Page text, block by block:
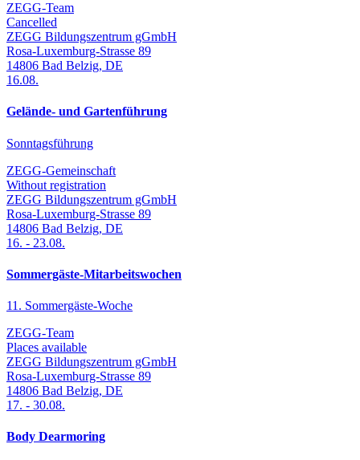
ZEGG-Team
Cancelled
ZEGG Bildungszentrum gGmbH
Rosa-Luxemburg-Strasse 89
14806 Bad Belzig, DE
16.08.
Gelände- und Gartenführung
Sonntagsführung
ZEGG-Gemeinschaft
Without registration
ZEGG Bildungszentrum gGmbH
Rosa-Luxemburg-Strasse 89
14806 Bad Belzig, DE
16. - 23.08.
Sommergäste-Mitarbeitswochen
11. Sommergäste-Woche
ZEGG-Team
Places available
ZEGG Bildungszentrum gGmbH
Rosa-Luxemburg-Strasse 89
14806 Bad Belzig, DE
17. - 30.08.
Body Dearmoring